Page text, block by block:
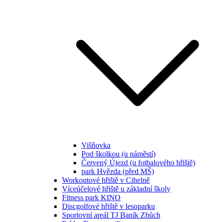
Višňovka
Pod školkou (u náměstí)
Červený Újezd (u fotbalového hřiště)
park Hvězda (před MŠ)
Workoutové hřiště v Cihelně
Víceúčelové hřiště u základní školy
Fitness park KINO
Discgolfové hřiště v lesoparku
Sportovní areál TJ Baník Zbůch